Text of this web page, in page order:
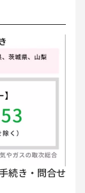
続き・問合せ